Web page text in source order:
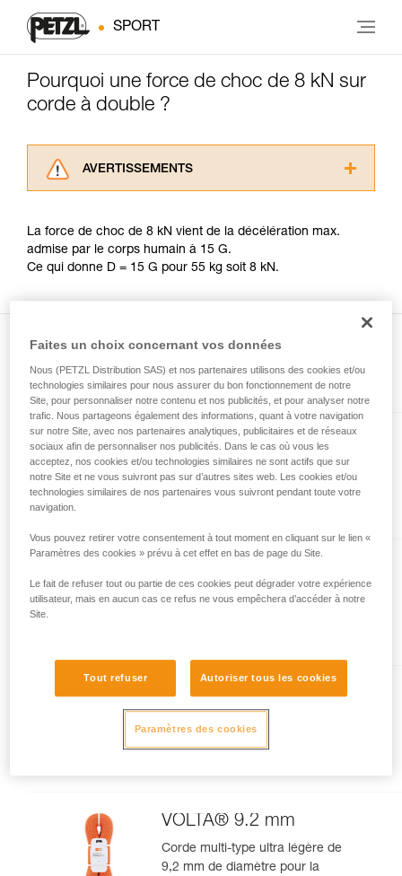
SPORT
Pourquoi une force de choc de 8 kN sur
corde à double ?
AVERTISSEMENTS
consulter. Vous devez avoir compris les
informations de la notice technique pour
pouvoir comprendre ce complément
avec un professionnel votre capacité à refaire
la manipulation, seul, en toute sécurité, avant
de la reproduire en autonomie.
Nous donnons des exemples de techniques
liées à votre activité. Il peut en exister d’autres
que nous ne décrivons pas ici.
La force de choc de 8 kN vient de la décélération max.
admise par le corps humain à 15 G.
Ce qui donne D = 15 G pour 55 kg soit 8 kN.
Présent dans l'article
TANGO® 8.5 mm
Corde à double de 8,5 mm de
diamètre pour l’escalade en
Corde multi-type ultra légère de
escalade ou alpinisme
RUMBA® 8 mm
Corde à double de 8 mm de
VOLTA® 9.2 mm
Corde multi-type ultra légère de
9,2 mm de diamètre pour la
Faites un choix concernant vos données
Nous (PETZL Distribution SAS) et nos partenaires utilisons des cookies et/ou
technologies similaires pour nous assurer du bon fonctionnement de notre
Site, pour personnaliser notre contenu et nos publicités, et pour analyser notre
trafic. Nous partageons également des informations, quant à votre navigation
sur notre Site, avec nos partenaires analytiques, publicitaires et de réseaux
sociaux afin de personnaliser nos publicités. Dans le cas où vous les
acceptez, nos cookies et/ou technologies similaires ne sont actifs que sur
notre Site et ne vous suivront pas sur d’autres sites web. Les cookies et/ou
technologies similaires de nos partenaires vous suivront pendant toute votre
navigation.
Vous pouvez retirer votre consentement à tout moment en cliquant sur le lien «
Paramètres des cookies » prévu à cet effet en bas de page du Site.
Le fait de refuser tout ou partie de ces cookies peut dégrader votre expérience
utilisateur, mais en aucun cas ce refus ne vous empêchera d’accéder à notre
Site.
Tout refuser Autoriser tous les cookies
Paramètres des cookies